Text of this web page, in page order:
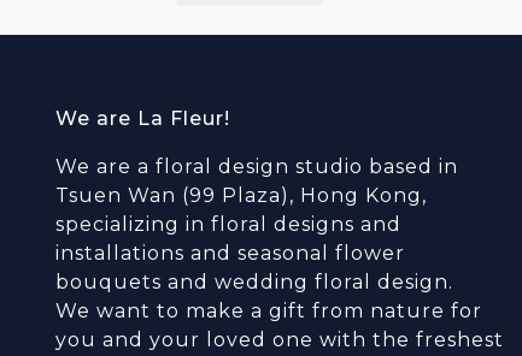
We are La Fleur!
We are a floral design studio based in
Tsuen Wan (99 Plaza), Hong Kong,
specializing in floral designs and
installations and seasonal flower
bouquets and wedding floral design.
We want to make a gift from nature for
you and your loved one with the freshest